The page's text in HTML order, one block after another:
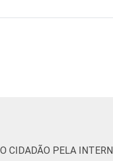
da Informação
CIDADÃO PELA